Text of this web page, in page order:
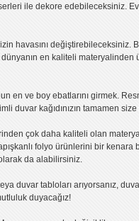
ile dekore edebileceksiniz.
havasını değiştirebileceksiniz.
en kaliteli materyalinden
en ve boy ebatlarını girmek.
duvar kağıdınızın tamamen
çok daha kaliteli olan
folyo ürünlerini bir kenara
da alabilirsiniz.
duvar tabloları arıyorsanız,
duyacağız!